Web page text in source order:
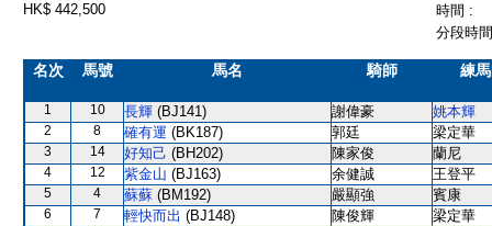
HK$ 442,500
時間 :
分段時
名次 馬號 馬名 騎師 練
1 10 長輝 (BJ141) 謝偉豪 姚本輝
2 8 確有運 (BK187) 郭廷 梁定華
3 14 好知己 (BH202) 陳家俊 蘭尼
4 12 紫金山 (BJ163) 余健誠 王登平
5 4 蘇蘇 (BM192) 嚴顯強 賓康
6 7 輕快而出 (BJ148) 陳俊輝 梁定華